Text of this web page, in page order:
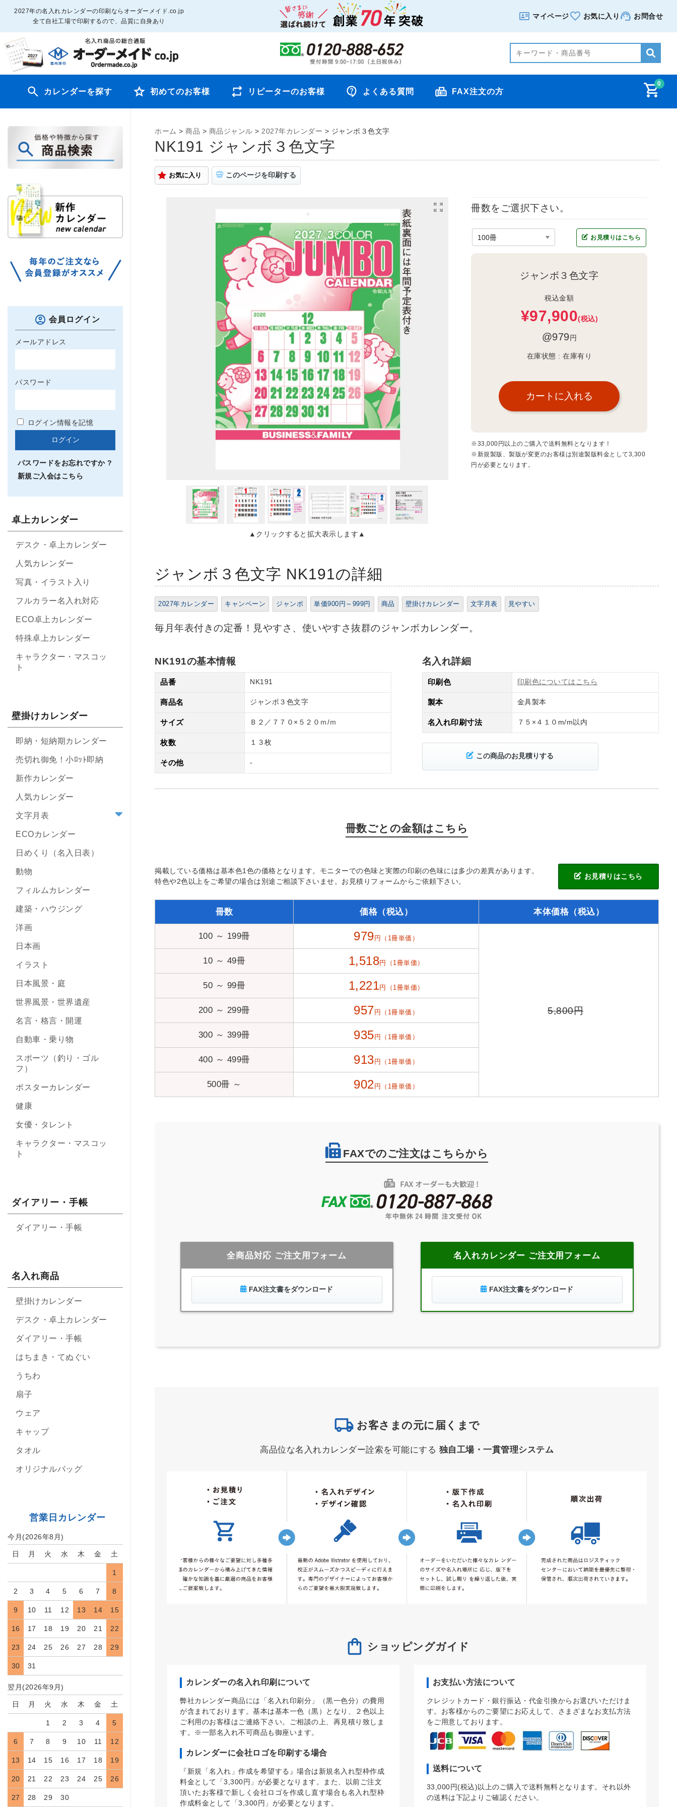
2027年の名入れカレンダーの印刷ならオーダーメイド.co.jp
全て自社工場で印刷するので、品質に自身あり
マイページ お気に入り お問合せ
0
カレンダーを探す 初めてのお客様 リピーターのお客様 よくある質問 FAX注文の方
ホーム > 商品 > 商品ジャンル > 2027年カレンダー > ジャンボ３色文字
NK191 ジャンボ３色文字
お気に入り このページを印刷する
▲クリックすると拡大表示します▲
冊数をご選択下さい。
お見積りはこちら
ジャンボ３色文字
税込金額
¥97,900(税込)
@979円
在庫状態 :在庫有り
※33,000円以上のご購入で送料無料となります！
※新規製版、製版が変更のお客様は別途製版料金として3,300
円が必要となります。
ジャンボ３色文字 NK191の詳細
2027年カレンダー キャンペーン ジャンボ 単価900円～999円 商品 壁掛けカレンダー 文字月表 見やすい
毎月年表付きの定番！見やすさ、使いやすさ抜群のジャンボカレンダー。
NK191の基本情報
品番 NK191
商品名 ジャンボ３色文字
サイズ Ｂ２／７７０×５２０ｍ/ｍ
枚数 １３枚
その他 -
名入れ詳細
印刷色 印刷色についてはこちら
製本 金具製本
名入れ印刷寸法 ７５×４１０m/m以内
この商品のお見積りする
冊数ごとの金額はこちら
掲載している価格は基本色1色の価格となります。モニターでの色味と実際の印刷の色味には多少の差異があります。
特色や2色以上をご希望の場合は別途ご相談下さいませ。お見積りフォームからご依頼下さい。
お見積りはこちら
冊数 価格（税込） 本体価格（税込）
100 ～ 199冊 979円（1冊単価）
5,800円
10 ～ 49冊 1,518円（1冊単価）
50 ～ 99冊 1,221円（1冊単価）
200 ～ 299冊 957円（1冊単価）
300 ～ 399冊 935円（1冊単価）
400 ～ 499冊 913円（1冊単価）
500冊 ～ 902円（1冊単価）
FAXでのご注文はこちらから
全商品対応 ご注文用フォーム
FAX注文書をダウンロード
名入れカレンダー ご注文用フォーム
FAX注文書をダウンロード
お客さまの元に届くまで
高品位な名入れカレンダー詮索を可能にする 独自工場・一貫管理システム
ショッピングガイド
カレンダーの名入れ印刷について
弊社カレンダー商品には「名入れ印刷分」（黒一色分）の費用
が含まれております。基本は基本一色（黒）となり、２色以上
ご利用のお客様はご連絡下さい。ご相談の上、再見積り致しま
す。※一部名入れ不可商品も御座います。
カレンダーに会社ロゴを印刷する場合
『新規「名入れ」作成を希望する』場合は新規名入れ型枠作成
料金として「3,300円」が必要となります。また、以前ご注文
頂いたお客様で新しく会社ロゴを作成し直す場合も名入れ型枠
作成料金として「3,300円」が必要となります。
お支払い方法について
クレジットカード・銀行振込・代金引換からお選びいただけま
す。お客様からのご要望にお応えして、さまざまなお支払方法
をご用意しております。
送料について
33,000円(税込)以上のご購入で送料無料となります。それ以外
の送料は下記よりご確認ください。
会員ログイン
メールアドレス
パスワード
ログイン情報を記憶
パスワードをお忘れですか ?
新規ご入会はこちら
卓上カレンダー
デスク・卓上カレンダー
人気カレンダー
写真・イラスト入り
フルカラー名入れ対応
ECO卓上カレンダー
特殊卓上カレンダー
キャラクター・マスコッ
ト
壁掛けカレンダー
即納・短納期カレンダー
売切れ御免！小ﾛｯﾄ即納
新作カレンダー
人気カレンダー
文字月表
ECOカレンダー
日めくり（名入日表）
動物
フィルムカレンダー
建築・ハウジング
洋画
日本画
イラスト
日本風景・庭
世界風景・世界遺産
名言・格言・開運
自動車・乗り物
スポーツ（釣り・ゴル
フ）
ポスターカレンダー
健康
女優・タレント
キャラクター・マスコッ
ト
ダイアリー・手帳
ダイアリー・手帳
名入れ商品
壁掛けカレンダー
デスク・卓上カレンダー
ダイアリー・手帳
はちまき・てぬぐい
うちわ
扇子
ウェア
キャップ
タオル
オリジナルバッグ
営業日カレンダー
今月(2026年8月)
日 月 火 水 木 金 土
1
2 3 4 5 6 7 8
9 10 11 12 13 14 15
16 17 18 19 20 21 22
23 24 25 26 27 28 29
30 31
翌月(2026年9月)
日 月 火 水 木 金 土
1 2 3 4 5
6 7 8 9 10 11 12
13 14 15 16 17 18 19
20 21 22 23 24 25 26
27 28 29 30